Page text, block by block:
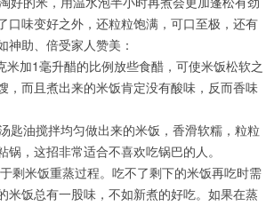
口味变好之外，还粒粒饱满，可口至极，还有
神助、倍受家人赞美：
加1毫升醋的比例放些食醋，可使米饭松软之
，而且煮出来的米饭肯定没有酸味，反而香味
匙油搅拌均匀做出来的米饭，香滑软糯，粒粒
，这招非常适合不喜欢吃锅巴的人。
剩米饭重蒸过程。吃不了剩下的米饭再吃时需
米饭总有一股味，不如新煮的好吃。如果在蒸